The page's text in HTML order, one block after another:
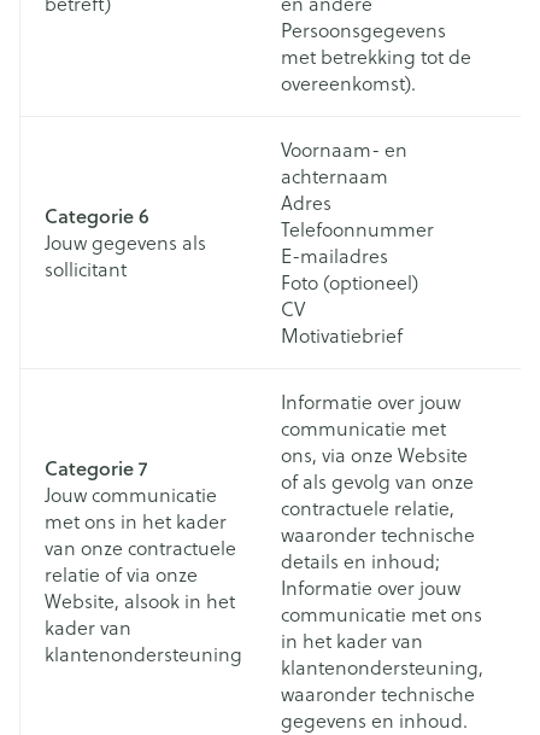
Persoonsgegevens
met betrekking tot de
overeenkomst).
Categorie 6
Jouw gegevens als
sollicitant
Voornaam- en
achternaam
Adres
Telefoonnummer
E-mailadres
Foto (optioneel)
CV
Motivatiebrief
Categorie 7
Jouw communicatie
met ons in het kader
van onze contractuele
relatie of via onze
Website, alsook in het
kader van
klantenondersteuning
Informatie over jouw
communicatie met
ons, via onze Website
of als gevolg van onze
contractuele relatie,
waaronder technische
details en inhoud;
Informatie over jouw
communicatie met ons
in het kader van
klantenondersteuning,
waaronder technische
gegevens en inhoud.